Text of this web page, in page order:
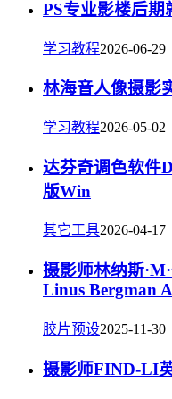
PS专业影楼后期
学习教程2026-06-29
林海音人像摄影
学习教程2026-05-02
达芬奇调色软件
版Win
其它工具2026-04-17
摄影师林纳斯
Linus Bergman
胶片预设2025-11-30
摄影师FIND-LI